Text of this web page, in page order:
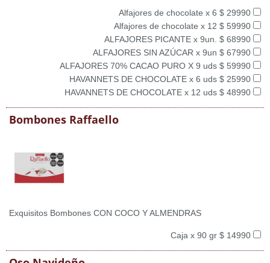
Alfajores de chocolate x 6 $ 29990
Alfajores de chocolate x 12 $ 59990
ALFAJORES PICANTE x 9un. $ 68990
ALFAJORES SIN AZÚCAR x 9un $ 67990
ALFAJORES 70% CACAO PURO X 9 uds $ 59990
HAVANNETS DE CHOCOLATE x 6 uds $ 25990
HAVANNETS DE CHOCOLATE x 12 uds $ 48990
Bombones Raffaello
Exquisitos Bombones CON COCO Y ALMENDRAS
Caja x 90 gr $ 14990